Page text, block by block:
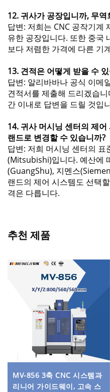
12. 귀사가 공장입니까, 무역
답변: 저희는 CNC 공작기계
유한 공장입니다. 또한 중국
보다 저렴한 가격에 다른 기
13. 견적은 어떻게 받을 수
답변: 알리바바나 공식 이메
견적서를 제출해 드리겠습
간 이내로 답변을 드릴 것입
14. 귀사 머시닝 센터의 제
랜드로 변경할 수 있습니까?
답변: 저희 머시닝 센터의 표
(Mitsubishi)입니다. 예산에
(GuangShu), 지멘스
랜드의 제어 시스템도 선택
격은 다릅니다.
추천 제품
MV-856 3축 CNC 시스템과
리니어 가이드웨이, 고속 스